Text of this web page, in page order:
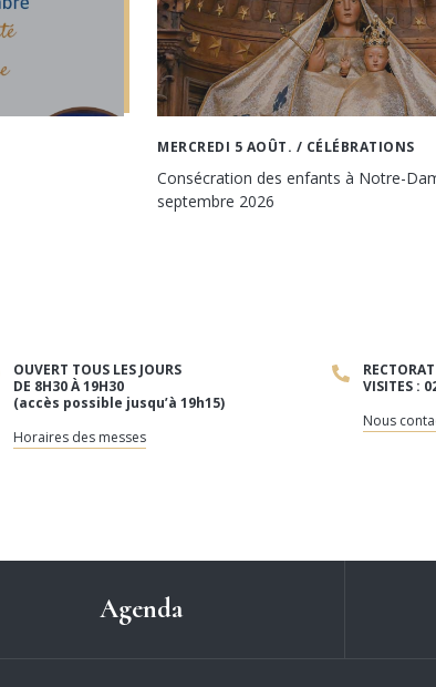
MERCREDI 5 AOÛT. / CÉLÉBRATIONS
Consécration des enfants à Notre-
septembre 2026
OUVERT TOUS LES JOURS
DE 8H30 À 19H30
(accès possible jusqu’à 19h15)
Horaires des messes
VISITES :
Nous
Agenda